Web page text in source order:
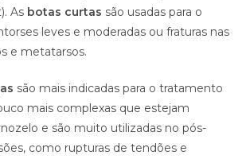
As botas curtas são usadas para o
leves e moderadas ou fraturas nas
e metatarsos.
são mais indicadas para o tratamento
mais complexas que estejam
e são muito utilizadas no pós-
como rupturas de tendões e